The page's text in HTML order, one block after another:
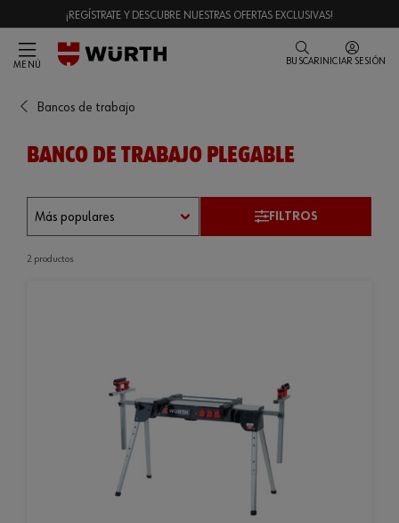
¡REGÍSTRATE Y DESCUBRE NUESTRAS OFERTAS EXCLUSIVAS!
MENÚ BUSCAR INICIAR SESIÓN
Bancos de trabajo
BANCO DE TRABAJO PLEGABLE
FILTROS
2 productos